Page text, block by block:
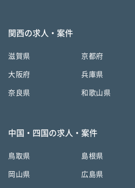
関西の求人・案件
滋賀県 京都府
大阪府 兵庫県
奈良県 和歌山県
中国・四国の求人・案件
鳥取県 島根県
岡山県 広島県